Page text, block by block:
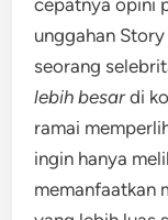
cepatnya opini
unggahan
seorang
lebih besar di
ramai
ingin hanya
memanfaatkan